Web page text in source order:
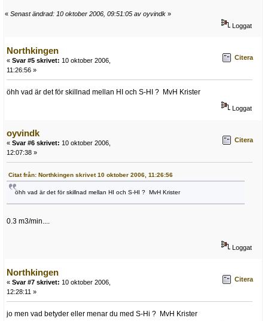
« Senast ändrad: 10 oktober 2006, 09:51:05 av oyvindk »
Loggat
Northkingen
« Svar #5 skrivet: 10 oktober 2006,
11:26:56 »
Citera
öhh vad är det för skillnad mellan HI och S-HI ? MvH Krister
Loggat
oyvindk
« Svar #6 skrivet: 10 oktober 2006,
12:07:38 »
Citera
Citat från: Northkingen skrivet 10 oktober 2006, 11:26:56
öhh vad är det för skillnad mellan HI och S-HI ? MvH Krister
0.3 m3/min....
Loggat
Northkingen
« Svar #7 skrivet: 10 oktober 2006,
12:28:11 »
Citera
jo men vad betyder eller menar du med S-Hi ? MvH Krister